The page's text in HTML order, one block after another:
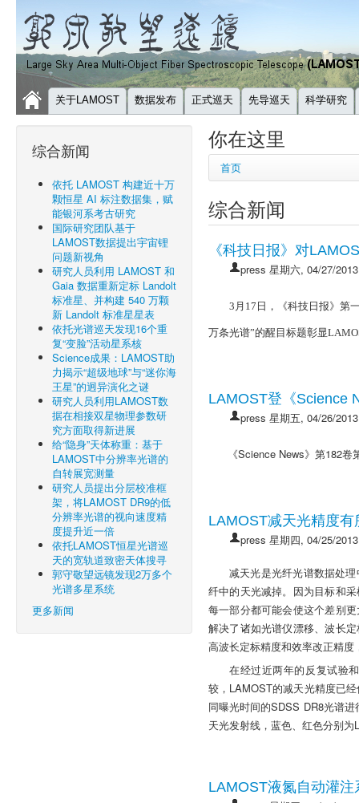
关于LAMOST 数据发布 正式巡天 先导巡天 科学研究
综合新闻
依托 LAMOST 构建近十万
颗恒星 AI 标注数据集，赋
能银河系考古研究
国际研究团队基于
LAMOST数据提出宇宙锂
问题新视角
研究人员利用 LAMOST 和
Gaia 数据重新定标 Landolt
标准星、并构建 540 万颗
新 Landolt 标准星星表
依托光谱巡天发现16个重
复“变脸”活动星系核
Science成果：LAMOST助
力揭示“超级地球”与“迷你海
王星”的迥异演化之谜
研究人员利用LAMOST数
据在相接双星物理参数研
究方面取得新进展
给“隐身”天体称重：基于
LAMOST中分辨率光谱的
自转展宽测量
研究人员提出分层校准框
架，将LAMOST DR9的低
分辨率光谱的视向速度精
度提升近一倍
依托LAMOST恒星光谱巡
天的宽轨道致密天体搜寻
郭守敬望远镜发现2万多个
光谱多星系统
更多新闻
你在这里
首页
综合新闻
《科技日报》对
press 星期六, 04/27/
3 月 17 日，《科技日报》第
万条光谱”的醒目标题彰显
LAMOST登《Science
press 星期五, 04/26/
《Science News》第182卷
LAMOST减天光精度有
press 星期四, 04/25/
减天光是光纤光谱数据处
纤中的天光减掉。因为目标和
每一部分都可能会使这个差别
解决了诸如光谱仪漂移、波长
高波长定标精度和效率改正精
在经过近两年的反复试验
较，LAMOST的减天光精度已
同曝光时间的SDSS DR8光谱
天光发射线，蓝色、红色分别
LAMOST液氮自动灌